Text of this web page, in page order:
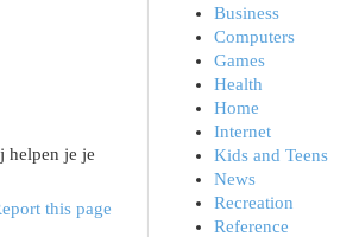
helpen je je
this page
Business
Computers
Games
Health
Home
Internet
Kids and Teens
News
Recreation
Reference